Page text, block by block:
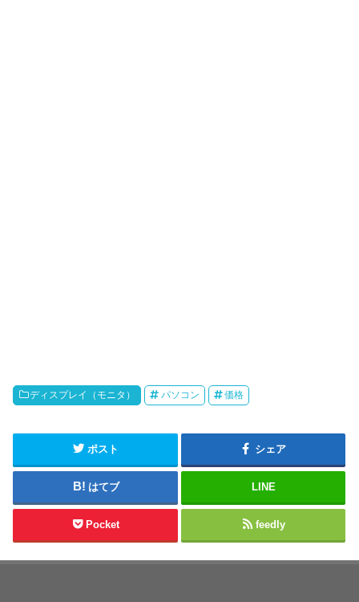
ディスプレイ（モニタ） パソコン 価格
ポスト シェア
はてブ LINE
Pocket feedly